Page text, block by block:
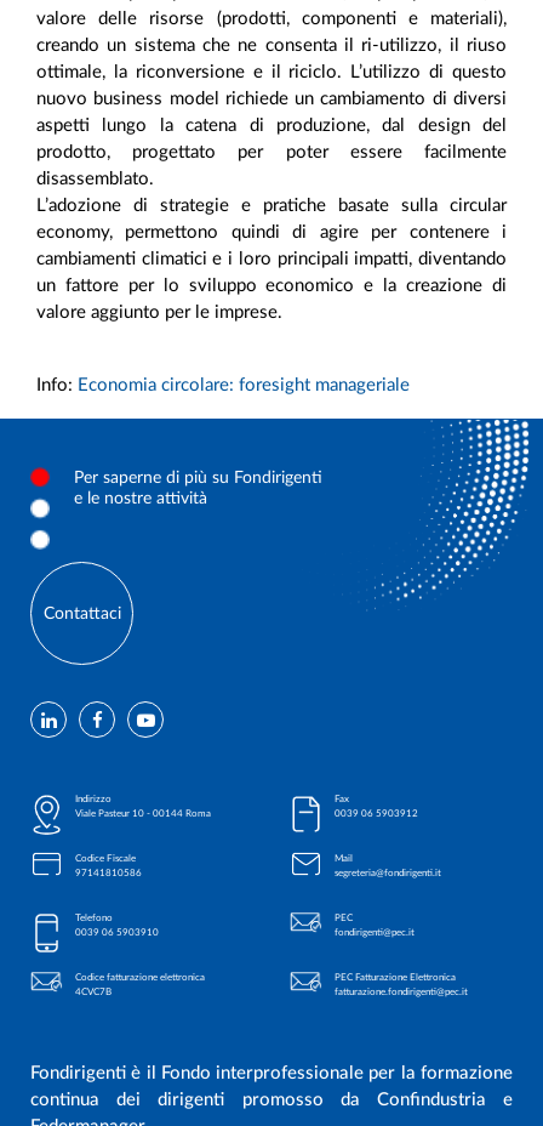
valore delle risorse (prodotti, componenti e materiali),
creando un sistema che ne consenta il ri-utilizzo, il riuso
ottimale, la riconversione e il riciclo. L’utilizzo di questo
nuovo business model richiede un cambiamento di diversi
aspetti lungo la catena di produzione, dal design del
prodotto, progettato per poter essere facilmente
disassemblato.
L’adozione di strategie e pratiche basate sulla circular
economy, permettono quindi di agire per contenere i
cambiamenti climatici e i loro principali impatti, diventando
un fattore per lo sviluppo economico e la creazione di
valore aggiunto per le imprese.
Info: Economia circolare: foresight manageriale
Per saperne di più su Fondirigenti
e le nostre attività
Contattaci
Fondirigenti è il Fondo interprofessionale per la formazione
continua dei dirigenti promosso da Confindustria e
Indirizzo
Viale Pasteur 10 - 00144 Roma
Codice Fiscale
97141810586
Telefono
0039 06 5903910
Codice fatturazione elettronica
4CVC7B
Fax
0039 06 5903912
Mail
segreteria@fondirigenti.it
PEC
fondirigenti@pec.it
PEC Fatturazione Elettronica
fatturazione.fondirigenti@pec.it